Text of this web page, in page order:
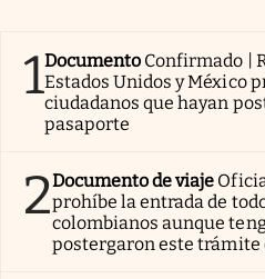
1Documento Confirmado |
Estados Unidos y México
ciudadanos que hayan
pasaporte
2Documento de viaje
prohíbe la entrada de
colombianos aunque
postergaron este trámite